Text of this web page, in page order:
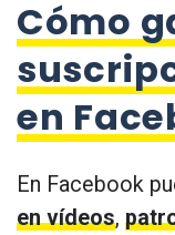
Cómo
en
En Facebook
en vídeos,